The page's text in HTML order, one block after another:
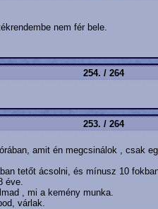
nem fér bele.
254. / 264
253. / 264
amit én megcsinálok , csak
tetőt ácsolni, és mínusz 10
éve.
, mi a kemény munka.
várlak.